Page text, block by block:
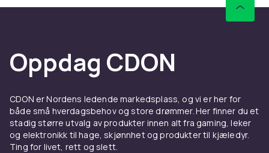
Oppdag CDON
CDON er Nordens ledende markedsplass, og vi er her for
både små hverdagsbehov og store drømmer. Her finner du et
stadig større utvalg av produkter innen alt fra gaming, leker
og elektronikk til hage, skjønnhet og produkter til kjæledyr.
Ting for livet, rett og slett.